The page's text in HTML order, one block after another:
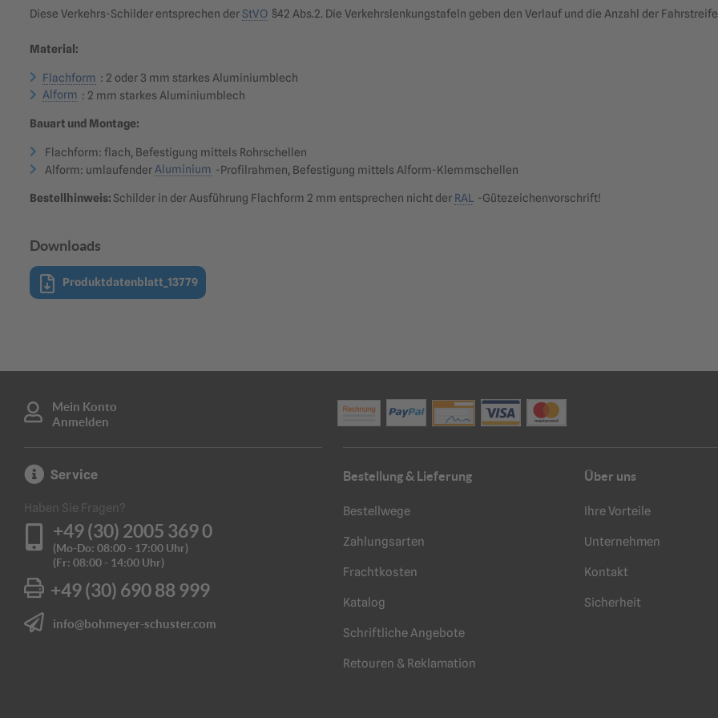
Diese Verkehrs-Schilder entsprechen derStVO §42 Abs.2. Die Verkehrslenkungstafeln geben den Verlauf und die Anzahl der
Material:
Flachform : 2 oder 3 mm starkes Aluminiumblech
Alform : 2 mm starkes Aluminiumblech
Bauart und Montage:
Flachform: flach, Befestigung mittels Rohrschellen
Alform: umlaufender Aluminium -Profilrahmen, Befestigung mittels Alform-Klemmschellen
Bestellhinweis:Schilder in der Ausführung Flachform 2 mm entsprechen nicht der RAL -Gütezeichenvorschrift!
Downloads
Produktdatenblatt_13779
Mein Konto
Anmelden
Service
Haben Sie Fragen?
+49 (30) 2005 369 0
(Mo-Do: 08:00 - 17:00 Uhr)
(Fr: 08:00 - 14:00 Uhr)
+49 (30) 690 88 999
info@bohmeyer-schuster.com
Bestellung & Lieferung
Bestellwege
Zahlungsarten
Frachtkosten
Katalog
Schriftliche Angebote
Retouren & Reklamation
Über uns
Ihre Vorteile
Unternehmen
Kontakt
Sicherheit